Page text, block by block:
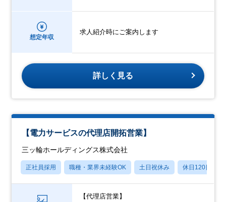
想定年収
求人紹介時にご案内します
詳しく見る
【電力サービスの代理店開拓営業】
三ッ輪ホールディングス株式会社
正社員採用 職種・業界未経験OK 土日祝休み 休日120日以上
【代理店営業】